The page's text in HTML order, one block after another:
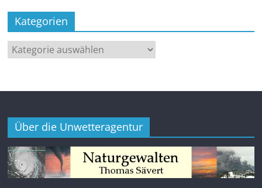
Kategorien
Kategorien
Über die Unwetteragentur